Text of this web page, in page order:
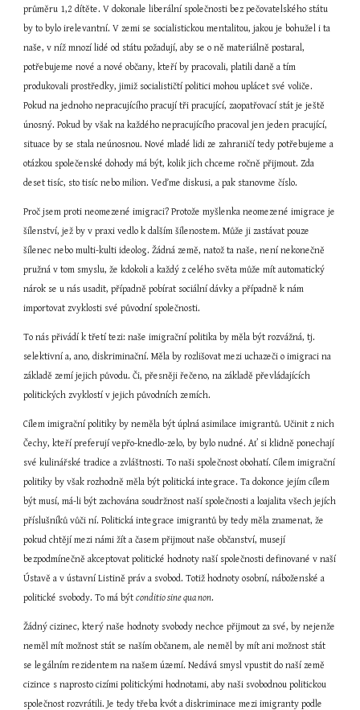
průměru 1,2 dítěte. V dokonale liberální společnosti bez pečovatelského státu
by to bylo irelevantní. V zemi se socialistickou mentalitou, jakou je bohužel i ta
naše, v níž mnozí lidé od státu požadují, aby se o ně materiálně postaral,
potřebujeme nové a nové občany, kteří by pracovali, platili daně a tím
produkovali prostředky, jimiž socialističtí politici mohou uplácet své voliče.
Pokud na jednoho nepracujícího pracují tři pracující, zaopatřovací stát je ještě
únosný. Pokud by však na každého nepracujícího pracoval jen jeden pracující,
situace by se stala neúnosnou. Nové mladé lidi ze zahraničí tedy potřebujeme a
otázkou společenské dohody má být, kolik jich chceme ročně přijmout. Zda
deset tisíc, sto tisíc nebo milion. Veďme diskusi, a pak stanovme číslo.
Proč jsem proti neomezené imigraci? Protože myšlenka neomezené imigrace je
šílenství, jež by v praxi vedlo k dalším šílenostem. Může ji zastávat pouze
šílenec nebo multi-kulti ideolog. Žádná země, natož ta naše, není nekonečně
pružná v tom smyslu, že kdokoli a každý z celého světa může mít automatický
nárok se u nás usadit, případně pobírat sociální dávky a případně k nám
importovat zvyklosti své původní společnosti.
To nás přivádí k třetí tezi: naše imigrační politika by měla být rozvážná, tj.
selektivní a, ano, diskriminační. Měla by rozlišovat mezi uchazeči o imigraci na
základě zemí jejich původu. Či, přesněji řečeno, na základě převládajících
politických zvyklostí v jejich původních zemích.
Cílem imigrační politiky by neměla být úplná asimilace imigrantů. Učinit z nich
Čechy, kteří preferují vepřo-knedlo-zelo, by bylo nudné. Ať si klidně ponechají
své kulinářské tradice a zvláštnosti. To naši společnost obohatí. Cílem imigrační
politiky by však rozhodně měla být politická integrace. Ta dokonce jejím cílem
být musí, má-li být zachována soudržnost naší společnosti a loajalita všech jejích
příslušníků vůči ní. Politická integrace imigrantů by tedy měla znamenat, že
pokud chtějí mezi námi žít a časem přijmout naše občanství, musejí
bezpodmínečně akceptovat politické hodnoty naší společnosti definované v naší
Ústavě a v ústavní Listině práv a svobod. Totiž hodnoty osobní, náboženské a
politické svobody. To má být conditio sine qua non.
Žádný cizinec, který naše hodnoty svobody nechce přijmout za své, by nejenže
neměl mít možnost stát se naším občanem, ale neměl by mít ani možnost stát
se legálním rezidentem na našem území. Nedává smysl vpustit do naší země
cizince s naprosto cizími politickými hodnotami, aby naši svobodnou politickou
společnost rozvrátili. Je tedy třeba kvót a diskriminace mezi imigranty podle